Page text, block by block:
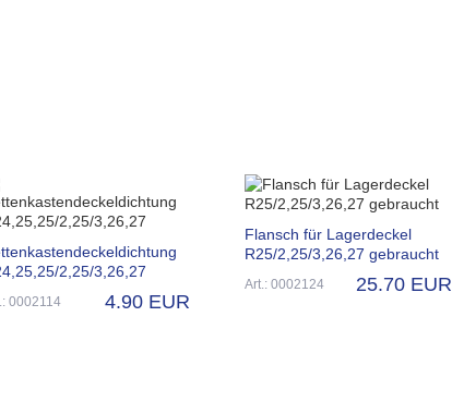
2,25/3,26,27
0002114 4.90 EUR
Flansch für Lagerdeckel
R25/2,25/3,26,27 gebraucht
Art.: 0002124 25.70 EUR